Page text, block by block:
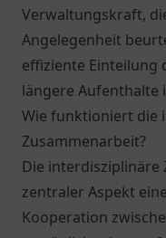
Verwaltungskraft,
Angelegenheit
effiziente Einteilung
längere Aufenthalte
Wie funktioniert die
Zusammenarbeit?
Die interdisziplinäre
zentraler Aspekt
Kooperation